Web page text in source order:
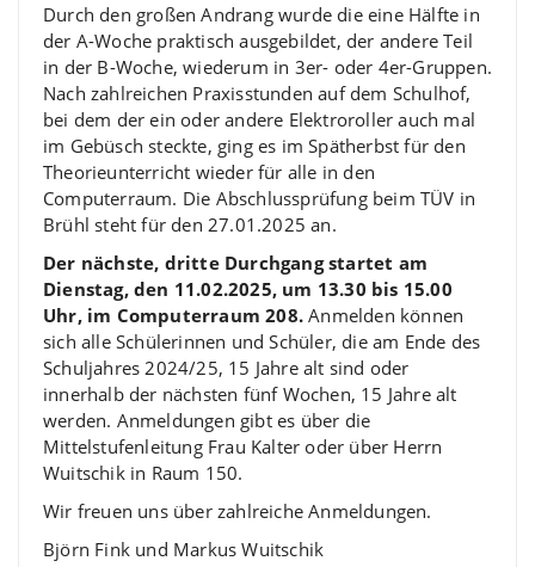
Durch den großen Andrang wurde die eine Hälfte in
der A-Woche praktisch ausgebildet, der andere Teil
in der B-Woche, wiederum in 3er- oder 4er-Gruppen.
Nach zahlreichen Praxisstunden auf dem Schulhof,
bei dem der ein oder andere Elektroroller auch mal
im Gebüsch steckte, ging es im Spätherbst für den
Theorieunterricht wieder für alle in den
Computerraum. Die Abschlussprüfung beim TÜV in
Brühl steht für den 27.01.2025 an.
Der nächste, dritte Durchgang startet am
Dienstag, den 11.02.2025, um 13.30 bis 15.00
Uhr, im Computerraum 208. Anmelden können
sich alle Schülerinnen und Schüler, die am Ende des
Schuljahres 2024/25, 15 Jahre alt sind oder
innerhalb der nächsten fünf Wochen, 15 Jahre alt
werden. Anmeldungen gibt es über die
Mittelstufenleitung Frau Kalter oder über Herrn
Wuitschik in Raum 150.
Wir freuen uns über zahlreiche Anmeldungen.
Björn Fink und Markus Wuitschik